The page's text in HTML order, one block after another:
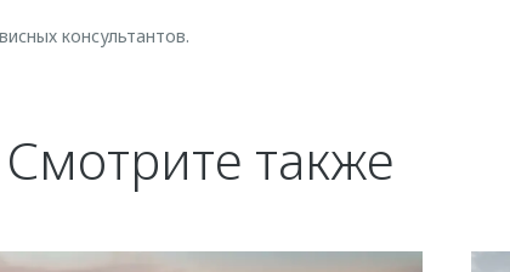
консультантов.
Смотрите также